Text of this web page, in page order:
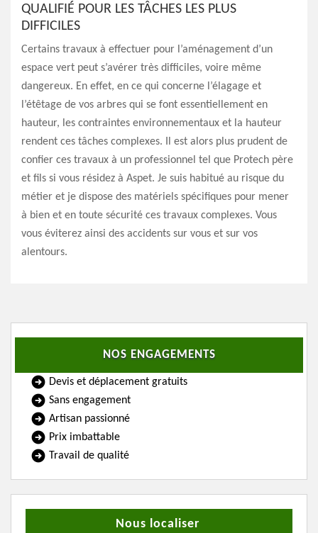
QUALIFIÉ POUR LES TÂCHES LES PLUS
DIFFICILES
Certains travaux à effectuer pour l’aménagement d’un
espace vert peut s’avérer très difficiles, voire même
dangereux. En effet, en ce qui concerne l’élagage et
l’étêtage de vos arbres qui se font essentiellement en
hauteur, les contraintes environnementaux et la hauteur
rendent ces tâches complexes. Il est alors plus prudent de
confier ces travaux à un professionnel tel que Protech père
et fils si vous résidez à Aspet. Je suis habitué au risque du
métier et je dispose des matériels spécifiques pour mener
à bien et en toute sécurité ces travaux complexes. Vous
vous éviterez ainsi des accidents sur vous et sur vos
alentours.
NOS ENGAGEMENTS
Devis et déplacement gratuits
Sans engagement
Artisan passionné
Prix imbattable
Travail de qualité
Nous localiser